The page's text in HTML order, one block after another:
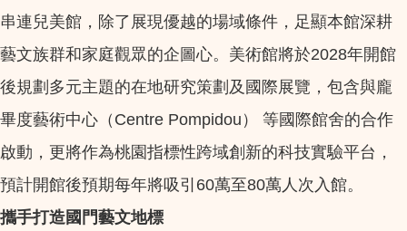
串連兒美館，除了展現優越的場域條件，足顯本館深耕
藝文族群和家庭觀眾的企圖心。美術館將於2028年開館
後規劃多元主題的在地研究策劃及國際展覽，包含與龐
畢度藝術中心（Centre Pompidou） 等國際館舍的合作
啟動，更將作為桃園指標性跨域創新的科技實驗平台，
預計開館後預期每年將吸引60萬至80萬人次入館。
攜手打造國門藝文地標